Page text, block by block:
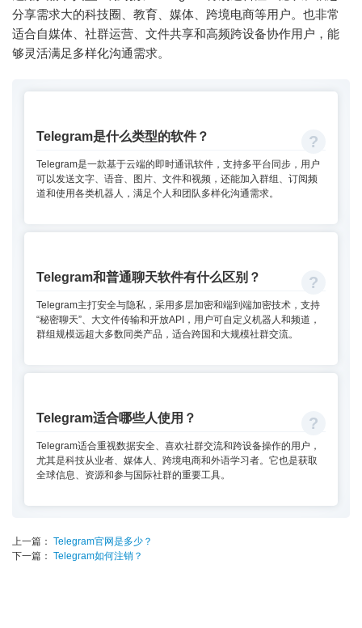
分享需求大的科技圈、教育、媒体、跨境电商等用户。也非常
适合自媒体、社群运营、文件共享和高频跨设备协作用户，能
够灵活满足多样化沟通需求。
Telegram是什么类型的软件？
Telegram是一款基于云端的即时通讯软件，支持多平台同步，用户
可以发送文字、语音、图片、文件和视频，还能加入群组、订阅频
道和使用各类机器人，满足个人和团队多样化沟通需求。
Telegram和普通聊天软件有什么区别？
Telegram主打安全与隐私，采用多层加密和端到端加密技术，支持
“秘密聊天”、大文件传输和开放API，用户可自定义机器人和频道，
群组规模远超大多数同类产品，适合跨国和大规模社群交流。
Telegram适合哪些人使用？
Telegram适合重视数据安全、喜欢社群交流和跨设备操作的用户，
尤其是科技从业者、媒体人、跨境电商和外语学习者。它也是获取
全球信息、资源和参与国际社群的重要工具。
上一篇： Telegram官网是多少？
下一篇： Telegram如何注销？